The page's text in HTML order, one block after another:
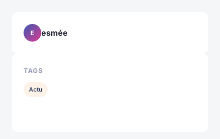
E esmée
TAGS
Actu